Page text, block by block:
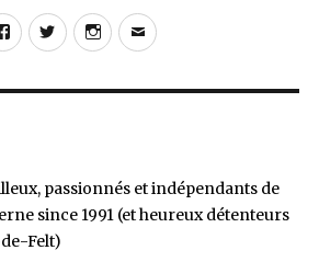
FacebookTwitterInstagram
E-
passionnés et indépendants de
since 1991 (et heureux détenteurs
Felt)